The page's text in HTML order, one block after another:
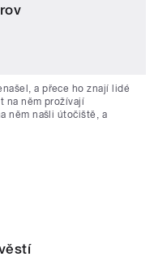
a přece ho znají lidé
na něm prožívají
něm našli útočiště, a